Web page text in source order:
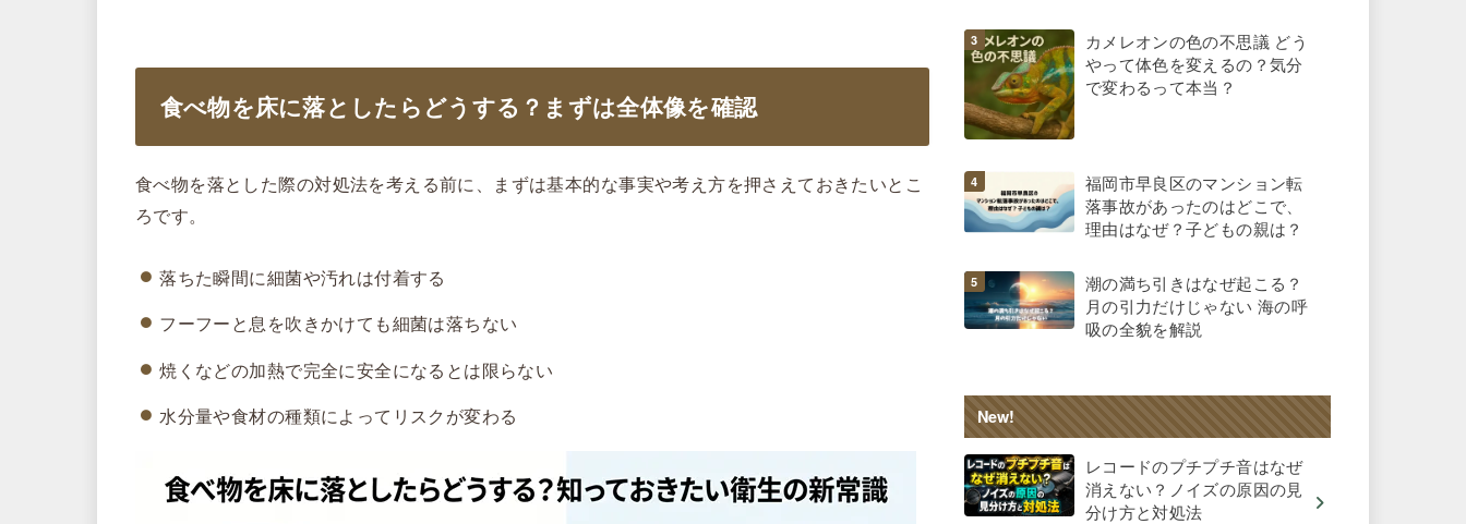
食べ物を床に落としたらどうする？まずは全体像を確認
食べ物を落とした際の対処法を考える前に、まずは基本的な事実や考え方を押さえておきたいとこ
ろです。
落ちた瞬間に細菌や汚れは付着する
フーフーと息を吹きかけても細菌は落ちない
焼くなどの加熱で完全に安全になるとは限らない
水分量や食材の種類によってリスクが変わる
カメレオンの色の不思議 どう
やって体色を変えるの？気分
で変わるって本当？
福岡市早良区のマンション転
落事故があったのはどこで、
理由はなぜ？子どもの親は？
潮の満ち引きはなぜ起こる？
月の引力だけじゃない 海の呼
吸の全貌を解説
New!
レコードのプチプチ音はなぜ
消えない？ノイズの原因の見
分け方と対処法